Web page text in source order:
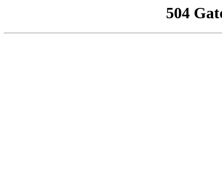
504